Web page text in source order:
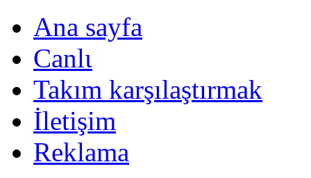
Ana sayfa
Canlι
Takım karşılaştırmak
İletişim
Reklama